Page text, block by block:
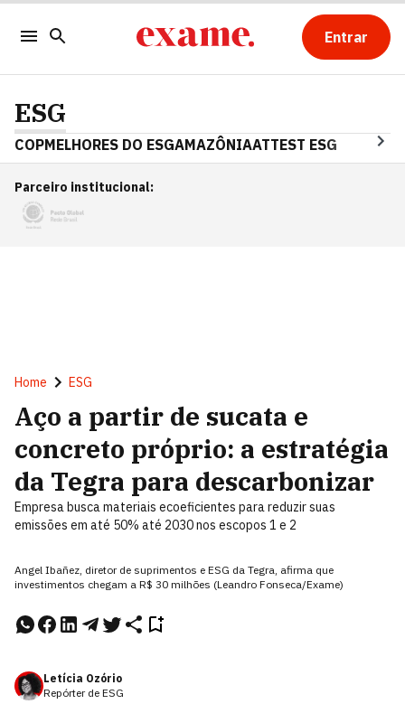
Entrar
ESG
COPMELHORES DO ESGAMAZÔNIAATTEST ESG
Parceiro institucional:
Home ESG
Aço a partir de sucata e
concreto próprio: a estratégia
da Tegra para descarbonizar
Empresa busca materiais ecoeficientes para reduzir suas
emissões em até 50% até 2030 nos escopos 1 e 2
Angel Ibañez, diretor de suprimentos e ESG da Tegra, afirma que
investimentos chegam a R$ 30 milhões (Leandro Fonseca/Exame)
Letícia Ozório
Repórter de ESG